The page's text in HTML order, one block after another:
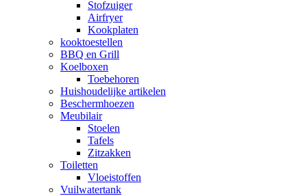
Stofzuiger
Airfryer
Kookplaten
kooktoestellen
BBQ en Grill
Koelboxen
Toebehoren
Huishoudelijke artikelen
Beschermhoezen
Meubilair
Stoelen
Tafels
Zitzakken
Toiletten
Vloeistoffen
Vuilwatertank